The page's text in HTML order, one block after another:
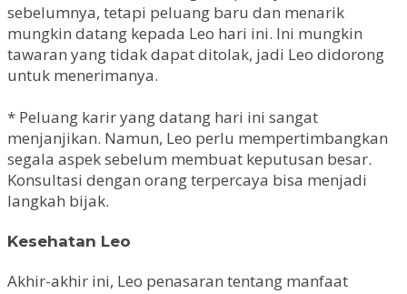
sebelumnya, tetapi peluang baru dan menarik
mungkin datang kepada Leo hari ini. Ini mungkin
tawaran yang tidak dapat ditolak, jadi Leo didorong
untuk menerimanya.
* Peluang karir yang datang hari ini sangat
menjanjikan. Namun, Leo perlu mempertimbangkan
segala aspek sebelum membuat keputusan besar.
Konsultasi dengan orang terpercaya bisa menjadi
langkah bijak.
Kesehatan Leo
Akhir-akhir ini, Leo penasaran tentang manfaat